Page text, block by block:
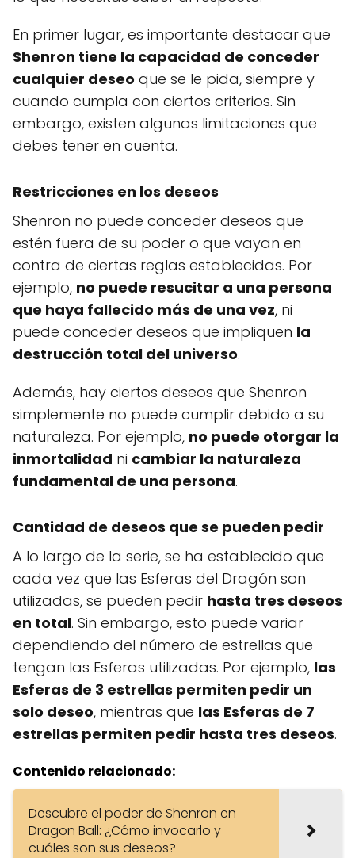
En primer lugar, es importante destacar que
Shenron tiene la capacidad de conceder
cualquier deseo que se le pida, siempre y
cuando cumpla con ciertos criterios. Sin
embargo, existen algunas limitaciones que
debes tener en cuenta.
Restricciones en los deseos
Shenron no puede conceder deseos que
estén fuera de su poder o que vayan en
contra de ciertas reglas establecidas. Por
ejemplo, no puede resucitar a una persona
que haya fallecido más de una vez, ni
puede conceder deseos que impliquen la
destrucción total del universo.
Además, hay ciertos deseos que Shenron
simplemente no puede cumplir debido a su
naturaleza. Por ejemplo, no puede otorgar la
inmortalidad ni cambiar la naturaleza
fundamental de una persona.
Cantidad de deseos que se pueden pedir
A lo largo de la serie, se ha establecido que
cada vez que las Esferas del Dragón son
utilizadas, se pueden pedir hasta tres deseos
en total. Sin embargo, esto puede variar
dependiendo del número de estrellas que
tengan las Esferas utilizadas. Por ejemplo, las
Esferas de 3 estrellas permiten pedir un
solo deseo, mientras que las Esferas de 7
estrellas permiten pedir hasta tres deseos.
Contenido relacionado:
Descubre el poder de Shenron en
Dragon Ball: ¿Cómo invocarlo y
cuáles son sus deseos?